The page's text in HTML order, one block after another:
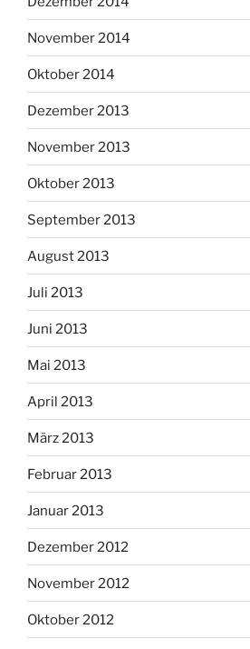
November 2014
Oktober 2014
Dezember 2013
November 2013
Oktober 2013
September 2013
August 2013
Juli 2013
Juni 2013
Mai 2013
April 2013
März 2013
Februar 2013
Januar 2013
Dezember 2012
November 2012
Oktober 2012